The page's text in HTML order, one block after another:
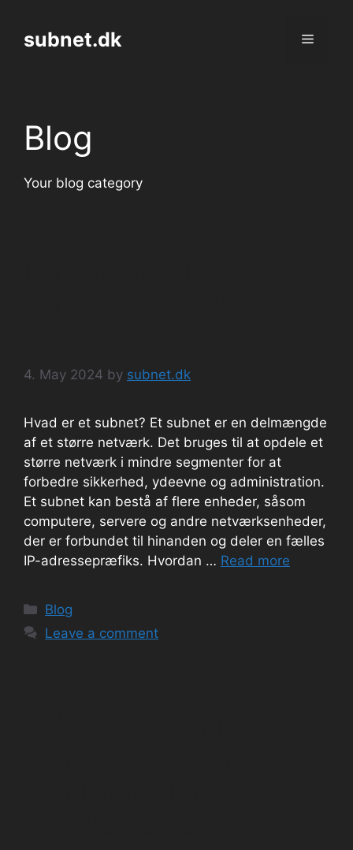
contentsubnet.dk Menu
Blog
Your blog category
4. May 2024 by subnet.dk
Hvad er et subnet? Et subnet er en delmængde
af et større netværk. Det bruges til at opdele et
større netværk i mindre segmenter for at
forbedre sikkerhed, ydeevne og administration.
Et subnet kan bestå af flere enheder, såsom
computere, servere og andre netværksenheder,
der er forbundet til hinanden og deler en fælles
IP-adressepræfiks. Hvordan … Read more
Categories
Blog
Leave a comment